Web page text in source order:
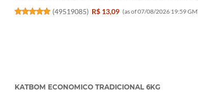
(49519085) R$ 13,09 (as of 07/08/2026 19:59
KATBOM ECONOMICO TRADICIONAL 6KG